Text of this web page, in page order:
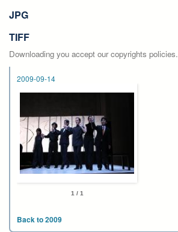
JPG
TIFF
Downloading you accept our copyrights policies.
2009-09-14
1 / 1
Back to 2009